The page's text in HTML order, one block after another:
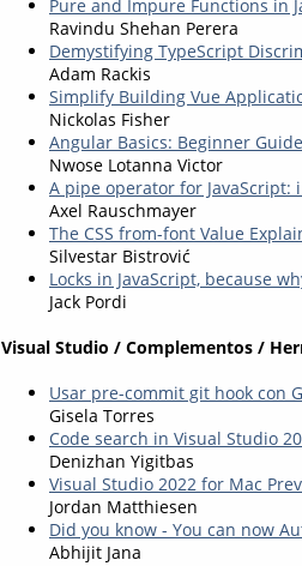
Pure and Impure Functions in
Ravindu Shehan Perera
Demystifying TypeScript
Adam Rackis
Simplify Building Vue
Nickolas Fisher
Angular Basics: Beginner
Nwose Lotanna Victor
A pipe operator for
Axel Rauschmayer
The CSS from-font Value
Silvestar Bistrović
Locks in JavaScript, because
Jack Pordi
Visual Studio / Complementos /
Usar pre-commit git hook con
Gisela Torres
Code search in Visual Studio
Denizhan Yigitbas
Visual Studio 2022 for Mac
Jordan Matthiesen
Did you know - You can now
Abhijit Jana